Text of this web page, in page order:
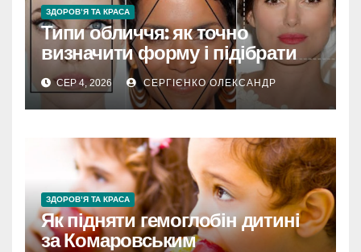
ЗДОРОВ’Я ТА КРАСА
Типи обличчя: як точно
визначити форму і підібрати
стиль
СЕР 4, 2026 СЕРГІЄНКО ОЛЕКСАНДР
ЗДОРОВ’Я ТА КРАСА
Як підняти гемоглобін дитині
за Комаровським